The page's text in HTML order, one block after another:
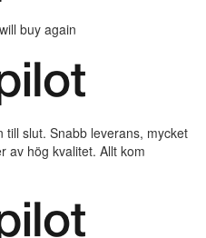
buy again
slut. Snabb leverans, mycket
av hög kvalitet. Allt kom